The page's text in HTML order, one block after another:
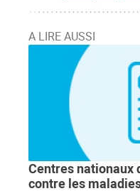
A LIRE AUSSI
Centres nationaux
contre les